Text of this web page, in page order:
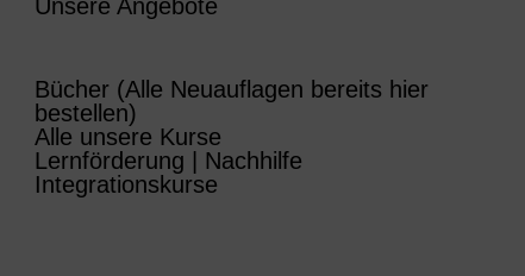
Unsere Angebote
Bücher (Alle Neuauflagen bereits hier
bestellen)
Alle unsere Kurse
Lernförderung | Nachhilfe
Integrationskurse